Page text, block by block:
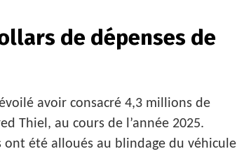
de dépenses de
avoir consacré 4,3 millions de
Thiel, au cours de l’année 2025.
ont été alloués au blindage du véhicule